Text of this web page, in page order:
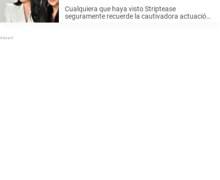
Cualquiera que haya visto Striptease
seguramente recuerde la cautivadora actuación